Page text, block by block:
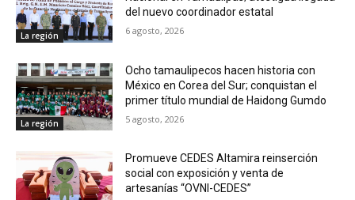
La región
del nuevo coordinador estatal
6 agosto, 2026
La región
Ocho tamaulipecos hacen historia con
México en Corea del Sur; conquistan el
primer título mundial de Haidong Gumdo
5 agosto, 2026
Promueve CEDES Altamira reinserción
social con exposición y venta de
artesanías “OVNI-CEDES”